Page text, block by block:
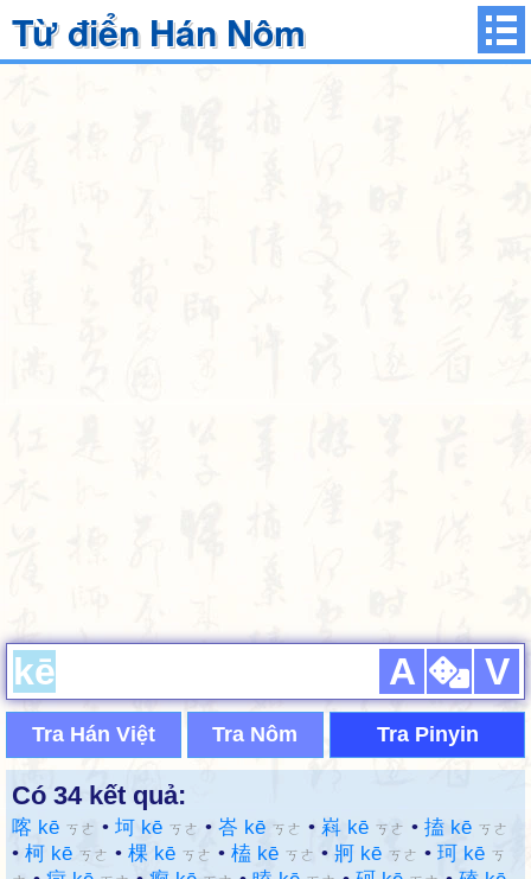
Từ điển Hán Nôm
A V
Tra Hán Việt Tra Nôm Tra Pinyin
Có 34 kết quả:
喀 kē ㄎㄜ • 坷 kē ㄎㄜ • 峇 kē ㄎㄜ • 嵙 kē ㄎㄜ • 搕 kē ㄎㄜ
• 柯 kē ㄎㄜ • 棵 kē ㄎㄜ • 榼 kē ㄎㄜ • 牁 kē ㄎㄜ • 珂 kē ㄎ